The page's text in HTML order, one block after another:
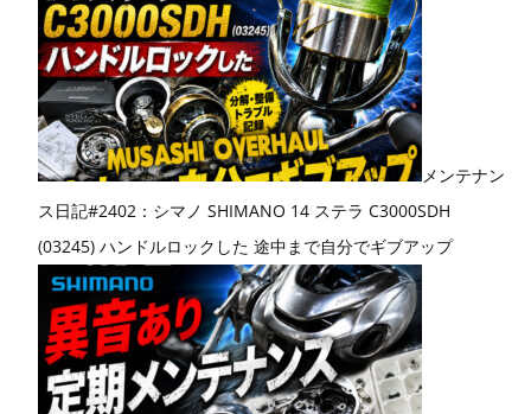
メンテナン
ス日記#2402：シマノ SHIMANO 14 ステラ C3000SDH
(03245) ハンドルロックした 途中まで自分でギブアップ